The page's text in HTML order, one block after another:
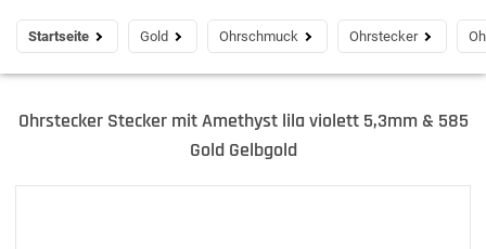
Startseite Gold Ohrschmuck Ohrstecker
Ohrstecker Stecker mit Amethyst lila violett 5,3mm & 585
Gold Gelbgold